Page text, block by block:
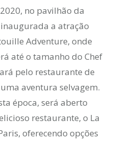
no pavilhão da
inaugurada a atração
Adventure, onde
até o tamanho do Chef
pelo restaurante de
aventura selvagem.
época, será aberto
restaurante, o La
oferecendo opções